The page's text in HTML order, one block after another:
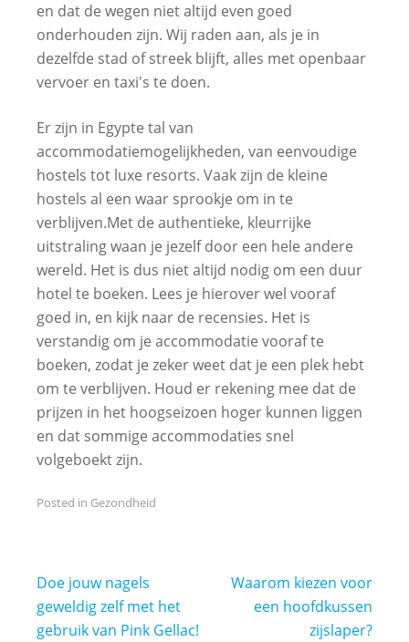
en dat de wegen niet altijd even goed
onderhouden zijn. Wij raden aan, als je in
dezelfde stad of streek blijft, alles met openbaar
vervoer en taxi's te doen.
Er zijn in Egypte tal van
accommodatiemogelijkheden, van eenvoudige
hostels tot luxe resorts. Vaak zijn de kleine
hostels al een waar sprookje om in te
verblijven.Met de authentieke, kleurrijke
uitstraling waan je jezelf door een hele andere
wereld. Het is dus niet altijd nodig om een duur
hotel te boeken. Lees je hierover wel vooraf
goed in, en kijk naar de recensies. Het is
verstandig om je accommodatie vooraf te
boeken, zodat je zeker weet dat je een plek hebt
om te verblijven. Houd er rekening mee dat de
prijzen in het hoogseizoen hoger kunnen liggen
en dat sommige accommodaties snel
volgeboekt zijn.
Posted in Gezondheid
Bericht
navigatie
Doe jouw nagels
geweldig zelf met het
gebruik van Pink Gellac!
Waarom kiezen voor
een hoofdkussen
zijslaper?